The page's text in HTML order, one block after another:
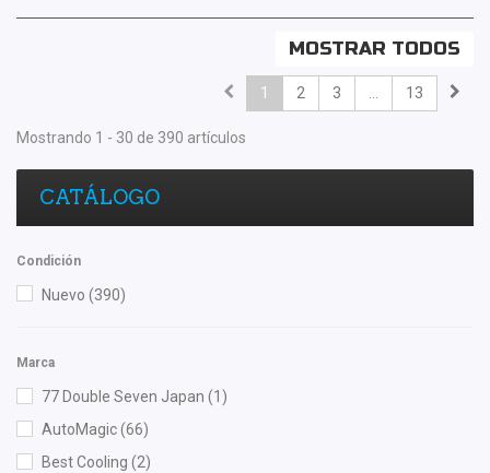
MOSTRAR TODOS
1 2 3 13
Mostrando 1 - 30 de 390 artículos
CATÁLOGO
Condición
Nuevo (390)
Marca
77 Double Seven Japan (1)
AutoMagic(66)
Best Cooling (2)